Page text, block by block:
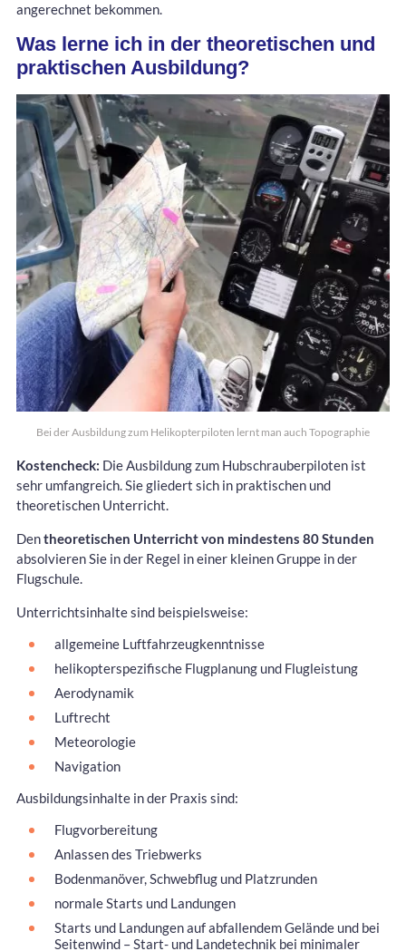
angerechnet bekommen.
Was lerne ich in der theoretischen und
praktischen Ausbildung?
Bei der Ausbildung zum Helikopterpiloten lernt man auch Topographie
Kostencheck: Die Ausbildung zum Hubschrauberpiloten ist
sehr umfangreich. Sie gliedert sich in praktischen und
theoretischen Unterricht.
Dentheoretischen Unterricht von mindestens 80 Stunden
absolvieren Sie in der Regel in einer kleinen Gruppe in der
Flugschule.
Unterrichtsinhalte sind beispielsweise:
allgemeine Luftfahrzeugkenntnisse
helikopterspezifische Flugplanung und Flugleistung
Aerodynamik
Luftrecht
Meteorologie
Navigation
Ausbildungsinhalte in der Praxis sind:
Flugvorbereitung
Anlassen des Triebwerks
Bodenmanöver, Schwebflug und Platzrunden
normale Starts und Landungen
Starts und Landungen auf abfallendem Gelände und bei
Seitenwind – Start- und Landetechnik bei minimaler